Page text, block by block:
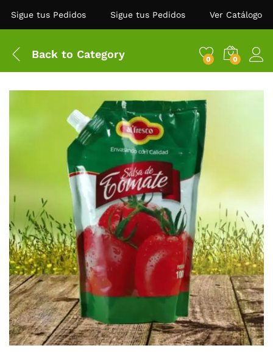
Sigue tus Pedidos Sigue tus Pedidos Ver Catálogo
Back to Category 0 0